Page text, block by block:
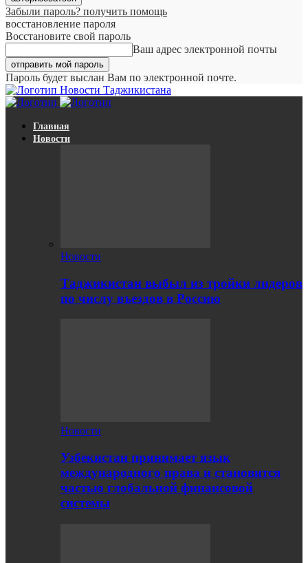
Забыли пароль? получить помощь
восстановление пароля
Восстановите свой пароль
Ваш адрес электронной почты
Пароль будет выслан Вам по электронной почте.
Новости Таджикистана
Главная
Новости
Новости
Таджикистан выбыл из тройки лидеров
по числу въездов в Россию
Новости
Узбекистан принимает язык
международного права и становится
частью глобальной финансовой
системы